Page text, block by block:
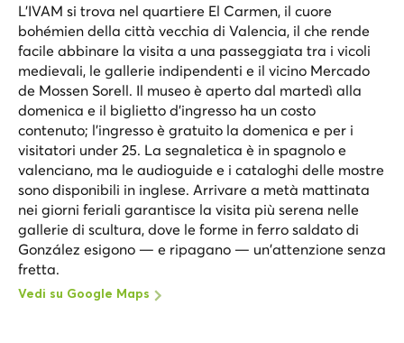
L'IVAM si trova nel quartiere El Carmen, il cuore
bohémien della città vecchia di Valencia, il che rende
facile abbinare la visita a una passeggiata tra i vicoli
medievali, le gallerie indipendenti e il vicino Mercado
de Mossen Sorell. Il museo è aperto dal martedì alla
domenica e il biglietto d'ingresso ha un costo
contenuto; l'ingresso è gratuito la domenica e per i
visitatori under 25. La segnaletica è in spagnolo e
valenciano, ma le audioguide e i cataloghi delle mostre
sono disponibili in inglese. Arrivare a metà mattinata
nei giorni feriali garantisce la visita più serena nelle
gallerie di scultura, dove le forme in ferro saldato di
González esigono — e ripagano — un'attenzione senza
fretta.
Vedi su Google Maps